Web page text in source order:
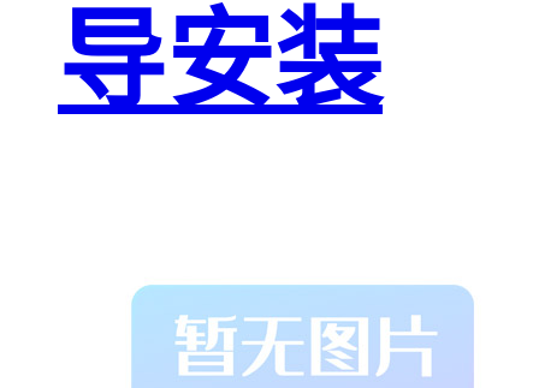
导安装